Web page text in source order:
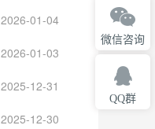
2026-01-04
2026-01-03
2025-12-31
2025-12-30
微信咨询
QQ群